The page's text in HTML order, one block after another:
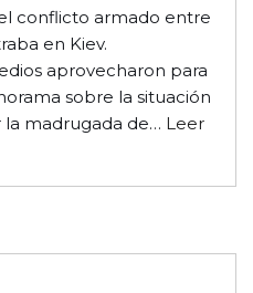
conflicto armado entre
en Kiev.
aprovecharon para
sobre la situación
la madrugada de… Leer